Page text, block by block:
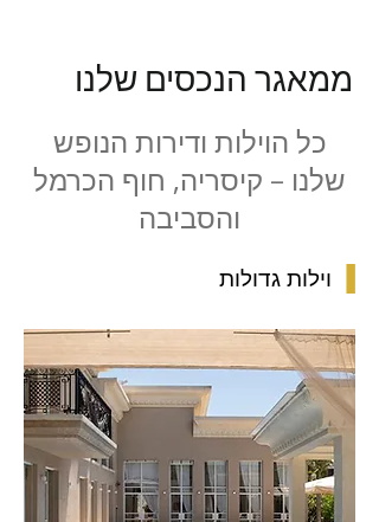
ממאגר הנכסים שלנו
כל הוילות ודירות הנופש
שלנו – קיסריה, חוף הכרמל
והסביבה
וילות גדולות